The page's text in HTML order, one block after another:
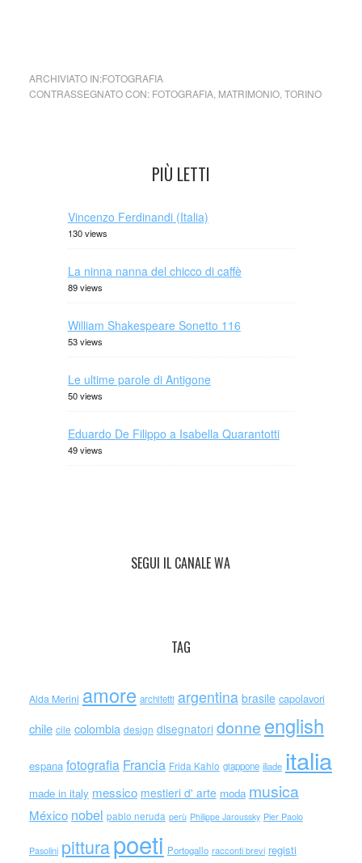
ARCHIVIATO IN:FOTOGRAFIA
CONTRASSEGNATO CON: FOTOGRAFIA, MATRIMONIO, TORINO
PIÙ LETTI
Vincenzo Ferdinandi (Italia)
130 views
La ninna nanna del chicco di caffè
89 views
William Shakespeare Sonetto 116
53 views
Le ultime parole di Antigone
50 views
Eduardo De Filippo a Isabella Quarantotti
49 views
SEGUI IL CANALE WA
TAG
Alda Merini amore architetti argentina brasile capolavori
chile cile colombia design disegnatori donne english
espana fotografia Francia Frida Kahlo giappone iliade italia
made in italy messico mestieri d' arte moda musica
México nobel pablo neruda perù Philippe Jaroussky Pier Paolo
Pasolini pitturapoeti Portogallo racconti brevi registi